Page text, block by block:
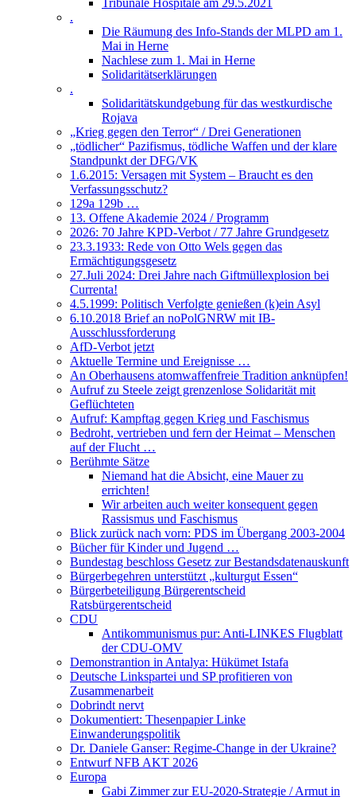
Tribunale Hospitale am 29.5.2021
.
Die Räumung des Info-Stands der MLPD am 1.
Mai in Herne
Nachlese zum 1. Mai in Herne
Solidaritätserklärungen
.
Solidaritätskundgebung für das westkurdische
Rojava
„Krieg gegen den Terror“ / Drei Generationen
„tödlicher“ Pazifismus, tödliche Waffen und der klare
Standpunkt der DFG/VK
1.6.2015: Versagen mit System – Braucht es den
Verfassungsschutz?
129a 129b …
13. Offene Akademie 2024 / Programm
2026: 70 Jahre KPD-Verbot / 77 Jahre Grundgesetz
23.3.1933: Rede von Otto Wels gegen das
Ermächtigungsgesetz
27.Juli 2024: Drei Jahre nach Giftmüllexplosion bei
Currenta!
4.5.1999: Politisch Verfolgte genießen (k)ein Asyl
6.10.2018 Brief an noPolGNRW mit IB-
Ausschlussforderung
AfD-Verbot jetzt
Aktuelle Termine und Ereignisse …
An Oberhausens atomwaffenfreie Tradition anknüpfen!
Aufruf zu Steele zeigt grenzenlose Solidarität mit
Geflüchteten
Aufruf: Kampftag gegen Krieg und Faschismus
Bedroht, vertrieben und fern der Heimat – Menschen
auf der Flucht …
Berühmte Sätze
Niemand hat die Absicht, eine Mauer zu
errichten!
Wir arbeiten auch weiter konsequent gegen
Rassismus und Faschismus
Blick zurück nach vorn: PDS im Übergang 2003-2004
Bücher für Kinder und Jugend …
Bundestag beschloss Gesetz zur Bestandsdatenauskunft
Bürgerbegehren unterstützt „kulturgut Essen“
Bürgerbeteiligung Bürgerentscheid
Ratsbürgerentscheid
CDU
Antikommunismus pur: Anti-LINKES Flugblatt
der CDU-OMV
Demonstrantion in Antalya: Hükümet Istafa
Deutsche Linkspartei und SP profitieren von
Zusammenarbeit
Dobrindt nervt
Dokumentiert: Thesenpapier Linke
Einwanderungspolitik
Dr. Daniele Ganser: Regime-Change in der Ukraine?
Entwurf NFB AKT 2026
Europa
Gabi Zimmer zur EU-2020-Strategie / Armut in